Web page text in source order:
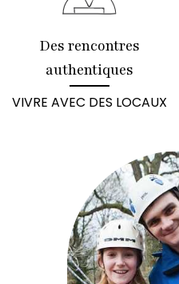
Des rencontres
authentiques
VIVRE AVEC DES LOCAUX